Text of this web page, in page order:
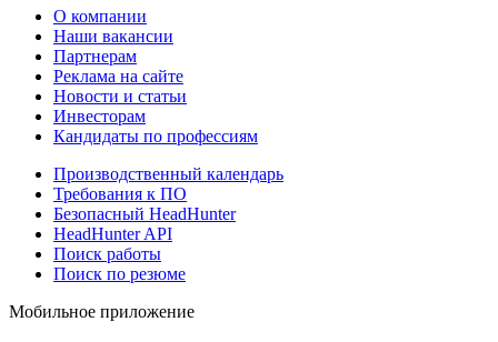
О компании
Наши вакансии
Партнерам
Реклама на сайте
Новости и статьи
Инвесторам
Кандидаты по профессиям
Производственный календарь
Требования к ПО
Безопасный HeadHunter
HeadHunter API
Поиск работы
Поиск по резюме
Мобильное приложение